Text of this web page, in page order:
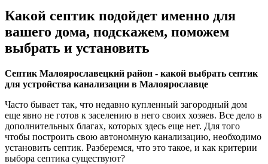
Какой септик подойдет именно для
вашего дома, подскажем, поможем
выбрать и установить
Септик Малоярославецкий район - какой выбрать септик
для устройства канализации в Малоярославце
Часто бывает так, что недавно купленный загородный дом
еще явно не готов к заселению в него своих хозяев. Все дело в
дополнительных благах, которых здесь еще нет. Для того
чтобы построить свою автономную канализацию, необходимо
установить септик. Разберемся, что это такое, и как критерии
выбора септика существуют?